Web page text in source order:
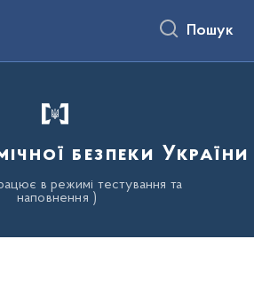
Пошук
безпеки України
в режимі тестування та
наповнення )